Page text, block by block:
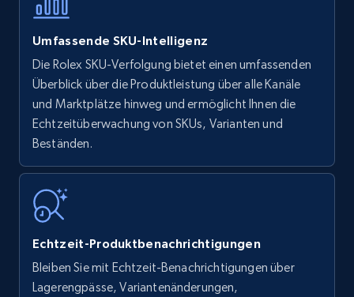
Amazon products - find products by using
upc numbers
Title, Seller name, Brand, Description, Initial
price, Currency, Availability, Reviews count, and
35.2K+
Amazon Reviews
Umfassende SKU-Intelligenz
Die Rolex SKU-Verfolgung bietet einen umfassenden
Überblick über die Produktleistung über alle Kanäle
und Marktplätze hinweg und ermöglicht Ihnen die
Echtzeitüberwachung von SKUs, Varianten und
Beständen.
Echtzeit-Produktbenachrichtigungen
Bleiben Sie mit Echtzeit-Benachrichtigungen über
Lagerengpässe, Variantenänderungen,